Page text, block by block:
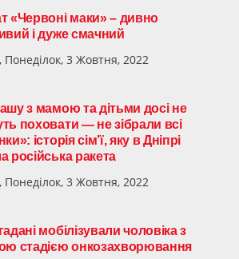
«Червоні маки» – дивно
і дуже смачний
Понеділок, 3 Жовтня, 2022
з мамою та дітьми досі не
поховати — не зібрали всі
історія сім’ї, яку в Дніпрі
російська ракета
Понеділок, 3 Жовтня, 2022
мобілізували чоловіка з
стадією онкозахворювання